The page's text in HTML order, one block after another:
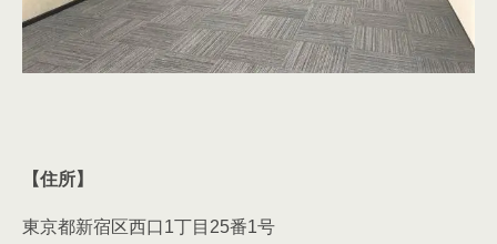
【住所】
東京都新宿区西口1丁目25番1号